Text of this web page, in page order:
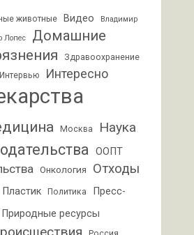
животные Видео Владимир
Лопес
Домашние
Здравоохранение
Интервью Интересно
Москва Наука
ООПТ
Онкология Отходы
Пластик Политика
Пресс-
Природные ресурсы